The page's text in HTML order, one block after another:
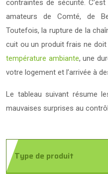
contraintes de sécurité.
amateurs de Comté, de
Toutefois, la rupture de la
cuit ou un produit frais ne
température ambiante, une
votre logement et l’arrivée à
Le tableau suivant résume
mauvaises surprises au
Type de produit